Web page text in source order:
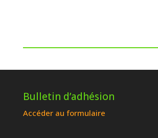
Bulletin d’adhésion
Accéder au formulaire